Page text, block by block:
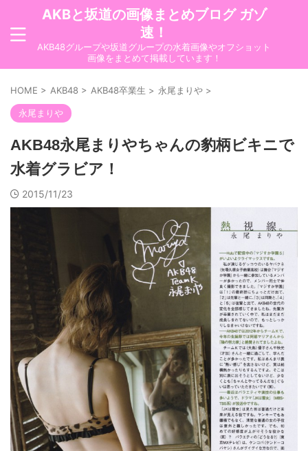
AKBと坂道の画像まとめブログ ガゾ
速！
AKB48グループや坂道グループの水着画像やオフショット
画像をまとめて掲載しています！
HOME > AKB48 > AKB48卒業生 > 永尾まりや >
永尾まりや
AKB48永尾まりやちゃんの豹柄ビキニで
水着グラビア！
2015/11/23